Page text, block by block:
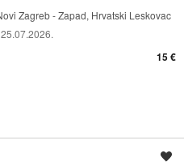
Zagreb - Zapad, Hrvatski Leskovac
25.07.2026.
15 €